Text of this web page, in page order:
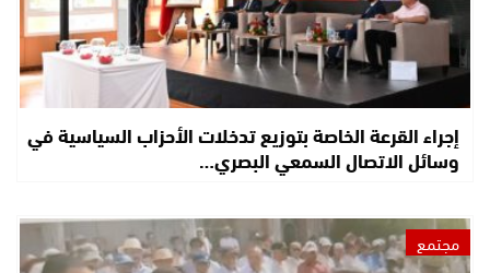
إجراء القرعة الخاصة بتوزيع تدخلات الأحزاب السياسية في
وسائل الاتصال السمعي البصري…
مجتمع